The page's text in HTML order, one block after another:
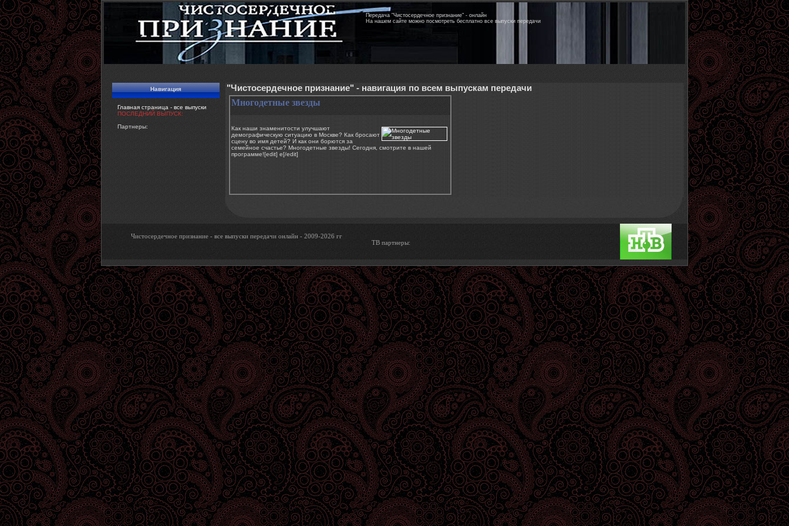
Передача "Чистосердечное признание" - онлайн
На нашем сайте можно посмотреть бесплатно все выпуски передачи
Навигация
Главная страница - все выпуски
ПОСЛЕДНИЙ ВЫПУСК:
Партнеры:
"Чистосердечное признание" - навигация по всем выпускам передачи
Многодетные звезды
Как наши знаменитости улучшают
демографическую ситуацию в Москве? Как бросают
сцену во имя детей? И как они борются за
семейное счастье? Многодетные звезды! Сегодня, смотрите в нашей
программе![edit] e[/edit]
Чистосердечное признание - все выпуски передачи онлайн - 2009-2026 гг
ТВ партнеры: